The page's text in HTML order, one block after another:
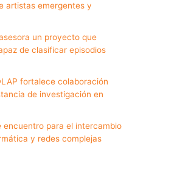
artistas emergentes y
un proyecto que
de clasificar episodios
fortalece colaboración
de investigación en
encuentro para el intercambio
y redes complejas